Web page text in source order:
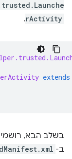
rActivity
.
extends
בשלב הבא,
ב-